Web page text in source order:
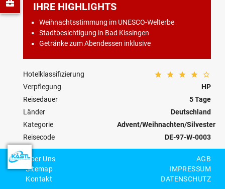
IHRE HIGHLIGHTS
Weihnachtsstimmung im UNESCO-Welterbe
Stadtbesichtigung in Bad Kissingen
Getränke zum Abendessen inklusive
Hotelklassifizierung
Verpflegung
HP
Reisedauer
5 Tage
Länder
Deutschland
Kategorie
Advent/Weihnachten/Silvester
Reisecode
DE-97-W-0003
Über Uns
Sitemap
Kontakt
AGB
IMPRESSUM
DATENSCHUTZ